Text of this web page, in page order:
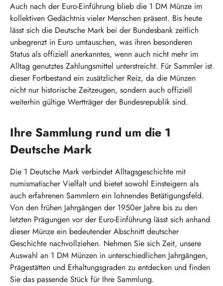
Auch nach der Euro-Einführung blieb die 1 DM Münze im
kollektiven Gedächtnis vieler Menschen präsent. Bis heute
lässt sich die Deutsche Mark bei der Bundesbank zeitlich
unbegrenzt in Euro umtauschen, was ihren besonderen
Status als offiziell anerkanntes, wenn auch nicht mehr im
Alltag genutztes Zahlungsmittel unterstreicht. Für Sammler ist
dieser Fortbestand ein zusätzlicher Reiz, da die Münzen
nicht nur historische Zeitzeugen, sondern auch offiziell
weiterhin gültige Wertträger der Bundesrepublik sind.
Ihre Sammlung rund um die 1
Deutsche Mark
Die 1 Deutsche Mark verbindet Alltagsgeschichte mit
numismatischer Vielfalt und bietet sowohl Einsteigern als
auch erfahrenen Sammlern ein lohnendes Betätigungsfeld.
Von den frühen Jahrgängen der 1950er Jahre bis zu den
letzten Prägungen vor der Euro-Einführung lässt sich anhand
dieser Münze ein bedeutender Abschnitt deutscher
Geschichte nachvollziehen. Nehmen Sie sich Zeit, unsere
Auswahl an 1 DM Münzen in unterschiedlichen Jahrgängen,
Prägestätten und Erhaltungsgraden zu entdecken und finden
Sie das passende Stück für Ihre Sammlung.